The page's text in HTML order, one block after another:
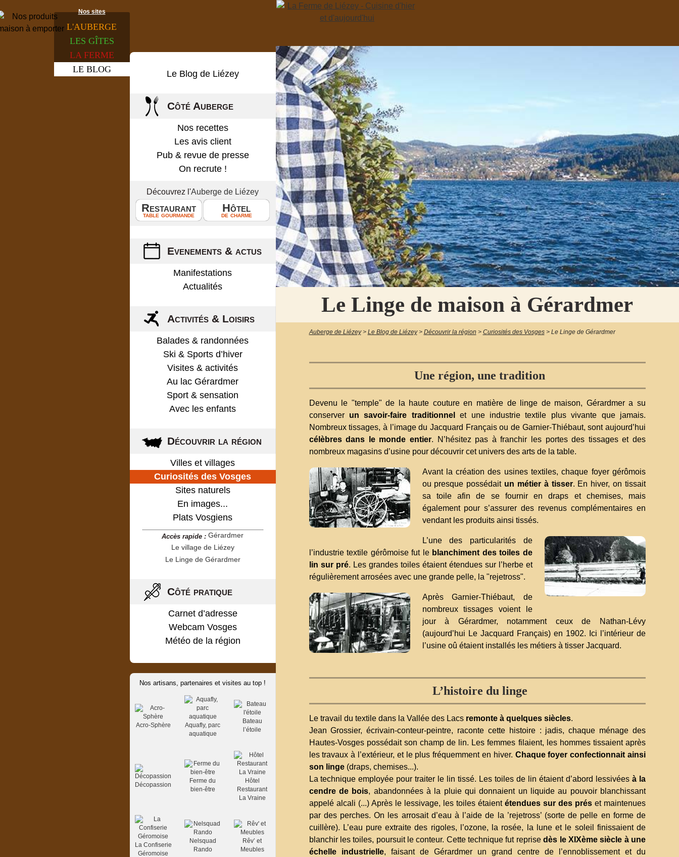
Nos sites
L'AUBERGE
LES GÎTES
LA FERME
LE BLOG Le Blog de Liézey
Côté Auberge
Nos recettes
Les avis client
Pub & revue de presse
On recrute !
Découvrez l'Auberge de Liézey
Restaurant
table gourmande
Hôtel
de charme
Evenements & actus
Manifestations
Actualités
Activités & Loisirs
Balades & randonnées
Ski & Sports d’hiver
Visites & activités
Au lac Gérardmer
Sport & sensation
Avec les enfants
Découvrir la région
Villes et villages
Curiosités des Vosges
Sites naturels
En images...
Plats Vosgiens
Accès rapide : Gérardmer
Le village de Liézey
Le Linge de Gérardmer
Côté pratique
Carnet d’adresse
Webcam Vosges
Météo de la région
Nos artisans, partenaires et visites au top !
Acro-Sphère
Aquafly, parc
aquatique
Bateau
l’étoile
Décopassion
Ferme du
bien-être
Hôtel
Restaurant
La Vraine
La Confiserie
Géromoise
Nelsquad
Rando
Rêv’ et
Meubles
Le Linge de maison à Gérardmer
Auberge de Liézey > Le Blog de Liézey > Découvrir la région > Curiosités des Vosges > Le Linge de Gérardmer
Une région, une tradition
Devenu le "temple" de la haute couture en matière de linge de maison, Gérardmer a su
conserver un savoir-faire traditionnel
et une industrie textile plus vivante que jamais.
Nombreux tissages, à l’image du Jacquard Français ou de Garnier-Thiébaut, sont aujourd’hui
célèbres dans le monde entier. N’hésitez pas à franchir les portes des tissages et des
nombreux magasins d’usine pour découvrir cet univers des arts de la table.
Avant la création des usines textiles, chaque foyer gérômois
ou presque possédait un métier à tisser. En hiver, on tissait
sa toile afin de se fournir en draps et chemises, mais
également pour s’assurer des revenus complémentaires en
vendant les produits ainsi tissés.
L’une des particularités de
l’industrie textile gérômoise fut le blanchiment des toiles de
lin sur pré. Les grandes toiles étaient étendues sur l’herbe et
régulièrement arrosées avec une grande pelle, la "rejetross".
Après Garnier-Thiébaut, de
nombreux tissages voient le
jour à Gérardmer, notamment ceux de Nathan-Lévy
(aujourd’hui Le Jacquard Français) en 1902. Ici l’intérieur de
l’usine oû étaient installés les métiers à tisser Jacquard.
L’histoire du linge
Le travail du textile dans la Vallée des Lacs remonte à quelques siècles.
Jean Grossier, écrivain-conteur-peintre, raconte cette histoire : jadis, chaque ménage des
Hautes-Vosges possédait son champ de lin. Les femmes filaient, les hommes tissaient après
les travaux à l’extérieur, et le plus fréquemment en hiver. Chaque foyer confectionnait ainsi
son linge(draps, chemises...).
La technique employée pour traiter le lin tissé. Les toiles de lin étaient d’abord lessivéesà la
cendre de bois, abandonnées à la pluie qui donnaient un liquide au pouvoir blanchissant
appelé alcali (...) Après le lessivage, les toiles étaient étendues sur des préset maintenues
par des perches. On les arrosait d’eau à l’aide de la ’rejetross’ (sorte de pelle en forme de
cuillère). L’eau pure extraite des rigoles, l’ozone, la rosée, la lune et le soleil finissaient de
blanchir les toiles, poursuit le conteur. Cette technique fut reprisedès le XIXème siècle à une
échelle industrielle, faisant de Gérardmer un grand centre de l’ennoblissement et du